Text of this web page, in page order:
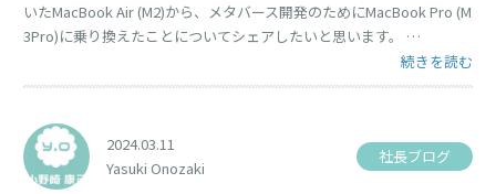
いたMacBook Air (M2)から、メタバース開発のためにMacBook Pro (M
3Pro)に乗り換えたことについてシェアしたいと思います。 …
“メタバース
続きを読む
2024.03.11
Yasuki Onozaki
社長ブログ